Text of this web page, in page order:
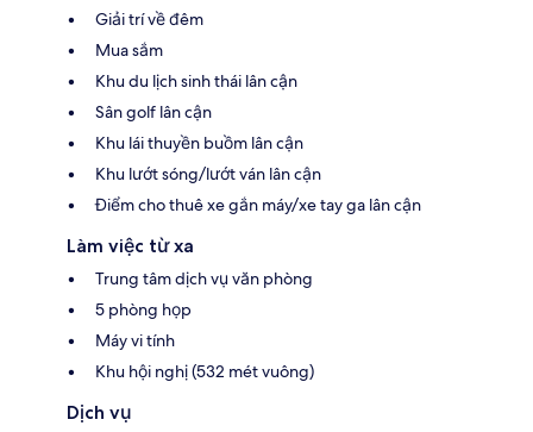
Giải trí về đêm
Mua sắm
Khu du lịch sinh thái lân cận
Sân golf lân cận
Khu lái thuyền buồm lân cận
Khu lướt sóng/lướt ván lân cận
Điểm cho thuê xe gắn máy/xe tay ga lân cận
Làm việc từ xa
Trung tâm dịch vụ văn phòng
5 phòng họp
Máy vi tính
Khu hội nghị (532 mét vuông)
Dịch vụ